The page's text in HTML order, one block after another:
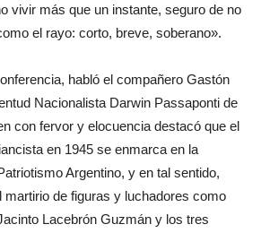
vivir más que un instante, seguro de no
el rayo: corto, breve, soberano».
habló el compañero Gastón
Nacionalista Darwin Passaponti de
con fervor y elocuencia destacó que el
en 1945 se enmarca en la
Argentino, y en tal sentido,
martirio de figuras y luchadores como
Lacebrón Guzmán y los tres